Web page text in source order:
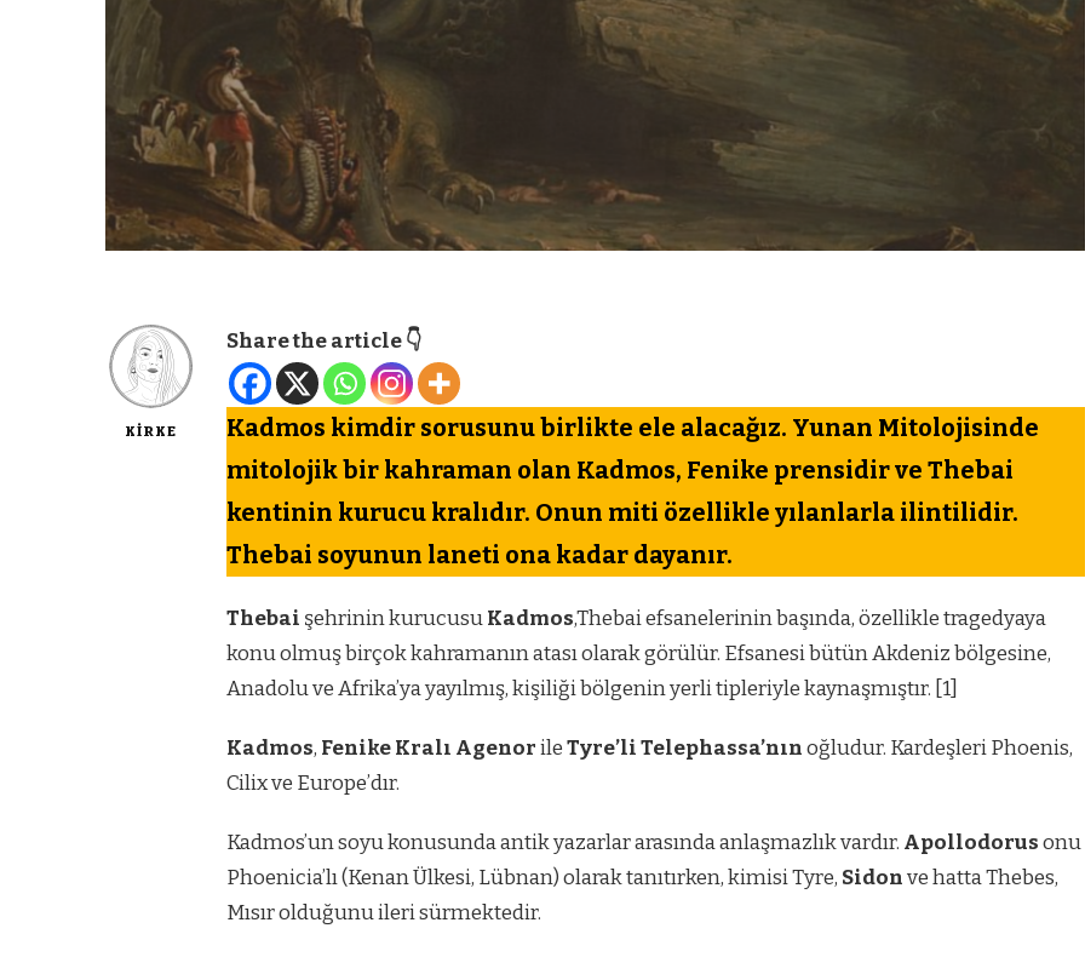
KIRKE
Share the article 👇
Kadmos kimdir sorusunu birlikte ele alacağız. Yunan Mitolojisinde
mitolojik bir kahraman olan Kadmos, Fenike prensidir ve Thebai
kentinin kurucu kralıdır. Onun miti özellikle yılanlarla ilintilidir.
Thebai soyunun laneti ona kadar dayanır.
Thebai şehrinin kurucusuKadmos,Thebai efsanelerinin başında, özellikle tragedyaya
konu olmuş birçok kahramanın atası olarak görülür. Efsanesi bütün Akdeniz bölgesine,
Anadolu ve Afrika’ya yayılmış, kişiliği bölgenin yerli tipleriyle kaynaşmıştır. [1]
Kadmos, Fenike Kralı AgenorileTyre’li Telephassa’nınoğludur. Kardeşleri Phoenis,
Cilix ve Europe’dır.
Kadmos’un soyu konusunda antik yazarlar arasında anlaşmazlık vardır. Apollodorusonu
Phoenicia’lı (Kenan Ülkesi, Lübnan) olarak tanıtırken, kimisi Tyre, Sidonve hatta Thebes,
Mısır olduğunu ileri sürmektedir.